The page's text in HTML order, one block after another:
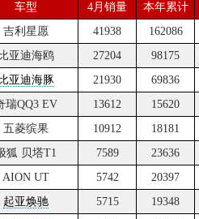
车型 4月销量
本年累计
吉利星愿 41938
162086
比亚迪海鸥 27204
98175
比亚迪海豚 21930
69836
瑞QQ3 EV 13612
15620
五菱缤果 10912
18181
狐 贝塔T1 7589
23636
AION UT 5742
20397
起亚焕驰 5715
19348